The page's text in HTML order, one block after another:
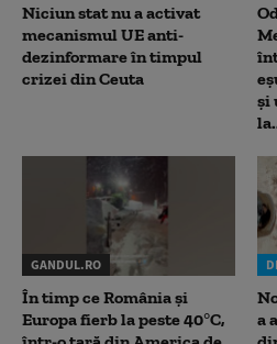
Niciun stat nu a activat
mecanismul UE anti-
dezinformare în timpul
crizei din Ceuta
și
GANDUL.RO
În timp ce România și
Europa fierb la peste 40°C,
a